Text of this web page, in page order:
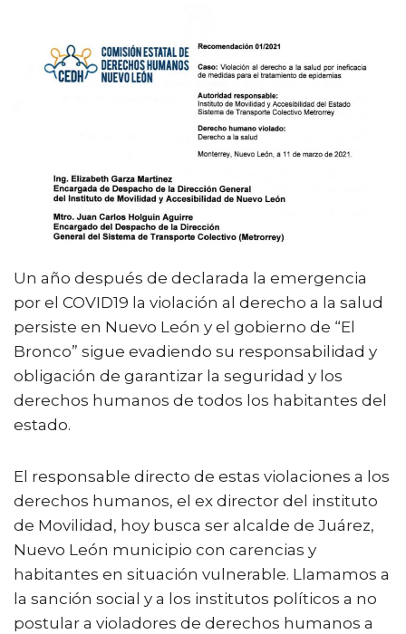
Un año después de declarada la emergencia
por el COVID19 la violación al derecho a la salud
persiste en Nuevo León y el gobierno de “El
Bronco” sigue evadiendo su responsabilidad y
obligación de garantizar la seguridad y los
derechos humanos de todos los habitantes del
estado.
El responsable directo de estas violaciones a los
derechos humanos, el ex director del instituto
de Movilidad, hoy busca ser alcalde de Juárez,
Nuevo León municipio con carencias y
habitantes en situación vulnerable. Llamamos a
la sanción social y a los institutos políticos a no
postular a violadores de derechos humanos a